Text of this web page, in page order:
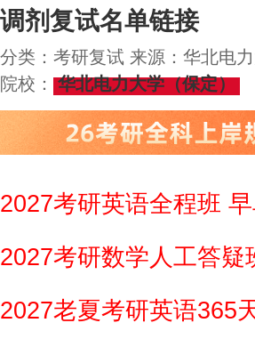
调剂复试名单链接
分类：考研复试 来源：华北电
院校：
华北电力大学（保定）
2027考研英语全程班
2027考研数学人工答疑
2027老夏考研英语365